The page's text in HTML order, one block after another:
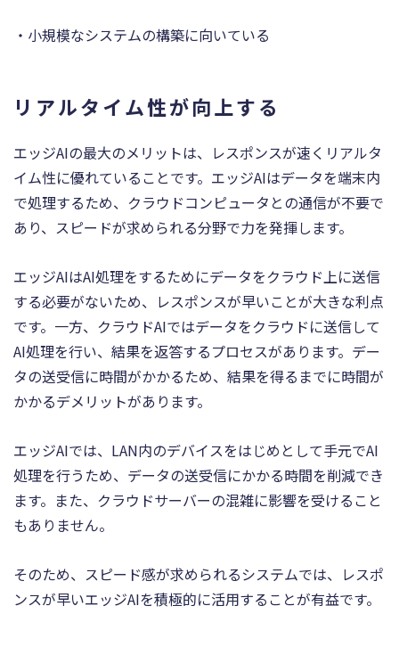
・小規模なシステムの構築に向いている
リアルタイム性が向上する
エッジAIの最大のメリットは、レスポンスが速くリアルタ
イム性に優れていることです。エッジAIはデータを端末内
で処理するため、クラウドコンピュータとの通信が不要で
あり、スピードが求められる分野で力を発揮します。
エッジAIはAI処理をするためにデータをクラウド上に送信
する必要がないため、レスポンスが早いことが大きな利点
です。一方、クラウドAIではデータをクラウドに送信して
AI処理を行い、結果を返答するプロセスがあります。デー
タの送受信に時間がかかるため、結果を得るまでに時間が
かかるデメリットがあります。
エッジAIでは、LAN内のデバイスをはじめとして手元でAI
処理を行うため、データの送受信にかかる時間を削減でき
ます。また、クラウドサーバーの混雑に影響を受けること
もありません。
そのため、スピード感が求められるシステムでは、レスポ
ンスが早いエッジAIを積極的に活用することが有益です。